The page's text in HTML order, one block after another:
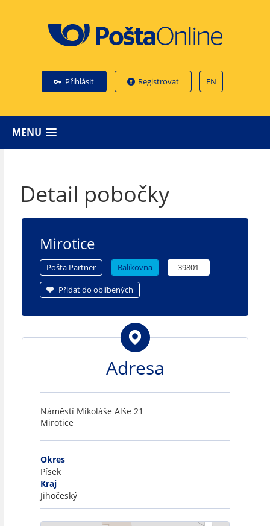
Přihlásit Registrovat EN
MENU
Detail pobočky
Mirotice
Pošta Partner Balíkovna 39801
Přidat do oblíbených
Adresa
Náměstí Mikoláše Alše 21
Mirotice
Okres
Písek
Kraj
Jihočeský